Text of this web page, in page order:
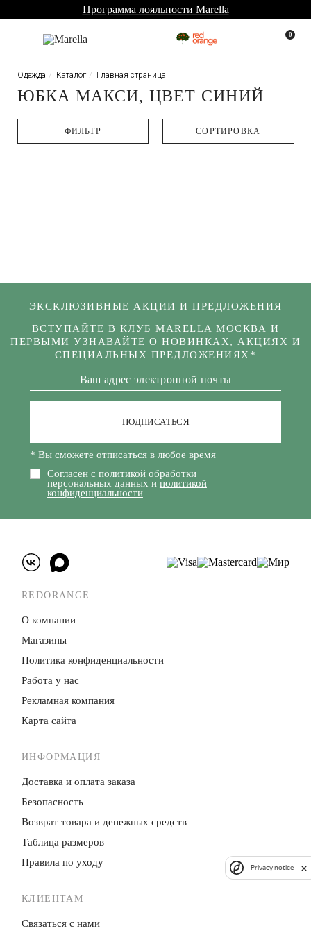
Программа лояльности Marella
0
Главная страница
Каталог
Одежда
ЮБКА МАКСИ, ЦВЕТ СИНИЙ
ФИЛЬТР CОРТИРОВКА
ЭКСКЛЮЗИВНЫЕ АКЦИИ И ПРЕДЛОЖЕНИЯ
ВСТУПАЙТЕ В КЛУБ MARELLA МОСКВА И
ПЕРВЫМИ УЗНАВАЙТЕ О НОВИНКАХ, АКЦИЯХ И
СПЕЦИАЛЬНЫХ ПРЕДЛОЖЕНИЯХ*
ПОДПИСАТЬСЯ
Согласен с политикой обработки
персональных данных и политикой
конфиденциальности
* Вы сможете отписаться в любое время
REDORANGE
О компании
Магазины
Политика конфиденци­альности
Работа у нас
Рекламная компания
Карта сайта
ИНФОРМАЦИЯ
Доставка и оплата заказа
Безопасность
Возврат товара и денежных средств
Таблица размеров
Правила по уходу
КЛИЕНТАМ
Связаться с нами
Privacy notice